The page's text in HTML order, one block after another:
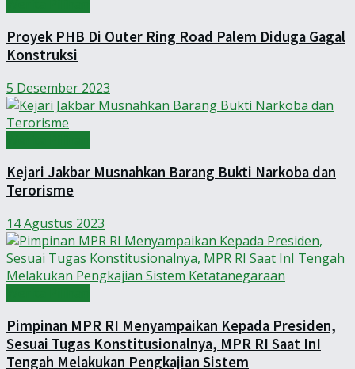
Proyek PHB Di Outer Ring Road Palem Diduga Gagal
Konstruksi
5 Desember 2023
Kejari Jakbar Musnahkan Barang Bukti Narkoba dan
Terorisme
14 Agustus 2023
Pimpinan MPR RI Menyampaikan Kepada Presiden,
Sesuai Tugas Konstitusionalnya, MPR RI Saat InI
Tengah Melakukan Pengkajian Sistem